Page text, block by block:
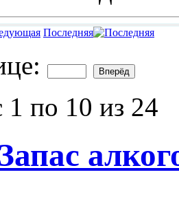
Последняя
1 по 10 из 24